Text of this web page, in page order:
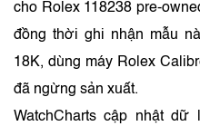
cho Rolex 118238 pre-
đồng thời ghi nhận mẫu
18K, dùng máy Rolex
đã ngừng sản xuất.
WatchCharts cập nhật dữ